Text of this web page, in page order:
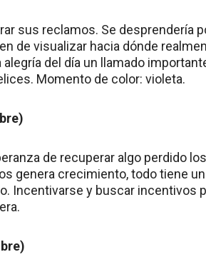
sus reclamos. Se desprendería
de visualizar hacia dónde
del día un llamado
Momento de color: violeta.
de recuperar algo perdido
genera crecimiento, todo tiene
Incentivarse y buscar incentivos